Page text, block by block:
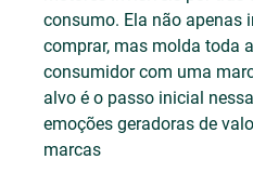
consumo. Ela não apenas
comprar, mas molda toda
consumidor com uma
alvo é o passo inicial
emoções geradoras de
marcas